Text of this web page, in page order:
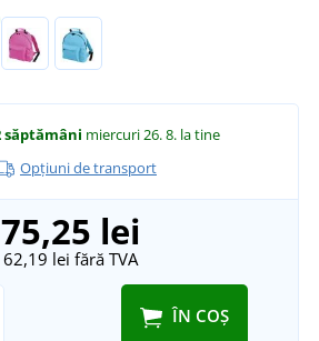
săptămâni miercuri 26. 8. la tine
Opțiuni de transport
75,25 lei
62,19 lei fără TVA
ÎN COȘ